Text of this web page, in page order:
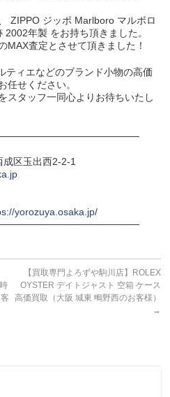
ZIPPO ジッポ Marlboro マルボロ
年製 をお持ち頂きました。
MAX査定とさせて頂きました！
ティエなどのブランド小物の高価
任せください。
スタッフ一同心よりお待ちいたし
区玉出西2-2-1
yorozuya.osaka.jp/
【買取専門よろずや駒川店】ROLEX
OYSTER デイトジャスト 空箱 ケース
高価買取（大阪 城東 鴫野西のお客様）
→